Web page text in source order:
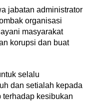
jabatan administrator
organisasi
masyarakat
korupsi dan buat
selalu
dan setialah kepada
terhadap kesibukan